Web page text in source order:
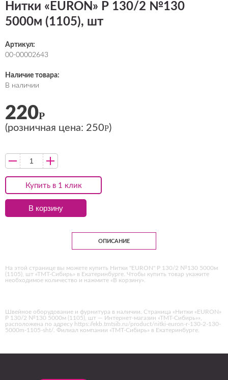
Нитки «EURON» Р 130/2 №130
5000м (1105), шт
Артикул:
00-00002643
Наличие товара:
В наличии
Купить в 1 клик
220Р
(розничная цена: 250Р)
В корзину
ОПИСАНИЕ
На этой странице вы можете купить Нитки "EURON" Р 130/2 №130 5000м
(1105), шт «ТМТ-Сибирь» в Екатеринбурге. Чтобы купить товар укажите
необходимое количество и нажмите «В корзину».
Швейное оборудование и фурнитура в наличии. Страница «Нитки «EURON»
Р 130/2 №130 5000м (1105), шт — Интернет-магазин «ТМТ-Сибирь»»,
расположена по адресу https://ekb.tmtsib.ru/product/nitki-euron-r-130-2-130-
5000m-1105-sht/. Филиал компании «ТМТ-Сибирь» в Екатеринбурге.